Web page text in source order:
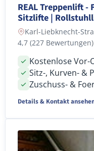
REAL Treppenlift
Sitzlifte |
Karl-Liebknecht-
4,7 (227 Bewertungen)
Kostenlose Vor-
Sitz-, Kurven- &
Zuschuss- &
Details & Kontakt